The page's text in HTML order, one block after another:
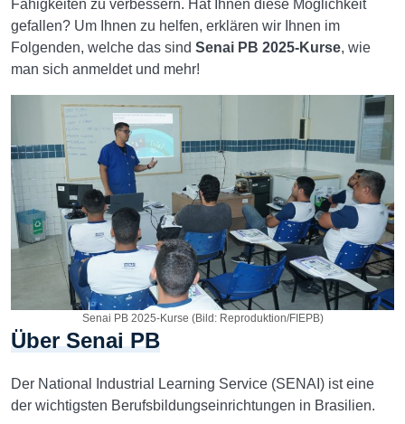
Fähigkeiten zu verbessern. Hat Ihnen diese Möglichkeit
gefallen? Um Ihnen zu helfen, erklären wir Ihnen im
Folgenden, welche das sind Senai PB 2025-Kurse, wie
man sich anmeldet und mehr!
Senai PB 2025-Kurse (Bild: Reproduktion/FIEPB)
Über Senai PB
Der National Industrial Learning Service (SENAI) ist eine
der wichtigsten Berufsbildungseinrichtungen in Brasilien.